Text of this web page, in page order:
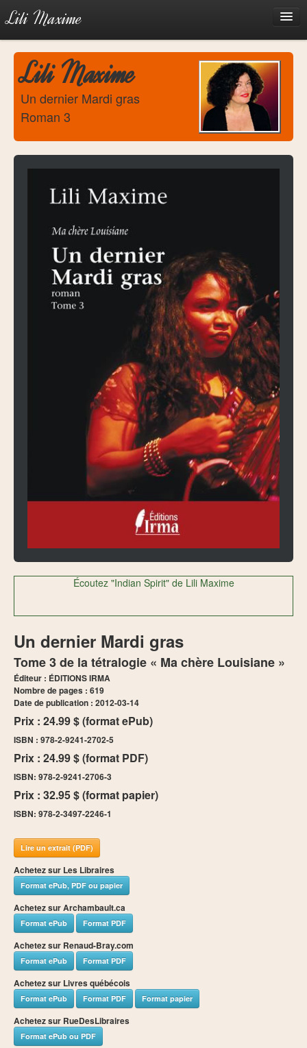
Lili Maxime
Biographie
Écrivaine
Chanteuse
Extraits audio
Revue de presse
Boutique
Lili Maxime
Un dernier Mardi gras
Roman 3
Écoutez "Indian Spirit" de Lili Maxime
Un dernier Mardi gras
Tome 3 de la tétralogie « Ma chère Louisiane »
Éditeur : ÉDITIONS IRMA
Nombre de pages : 619
Date de publication : 2012-03-14
Prix : 24.99 $ (format ePub)
ISBN : 978-2-9241-2702-5
Prix : 24.99 $ (format PDF)
ISBN: 978-2-9241-2706-3
Prix : 32.95 $ (format papier)
ISBN: 978-2-3497-2246-1
Lire un extrait (PDF)
Achetez sur Les Libraires
Format ePub, PDF ou papier
Achetez sur Archambault.ca
Format ePub Format PDF
Achetez sur Renaud-Bray.com
Format ePub Format PDF
Achetez sur Livres québécois
Format ePub Format PDF Format papier
Achetez sur RueDesLibraires
Format ePub ou PDF